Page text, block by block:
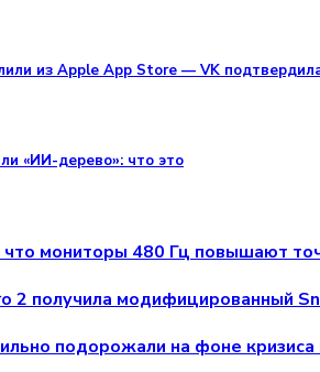
из Apple App Store — VK
«ИИ-дерево»: что это
что мониторы 480 Гц повышают
2 получила модифицированный
подорожали на фоне кризиса